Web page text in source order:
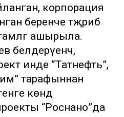
корпорация
беренче тәҗрибә
ашырыла.
белдерүенчә,
инде “Татнефть”,
тарафыннан
көндә
“Роснано”да